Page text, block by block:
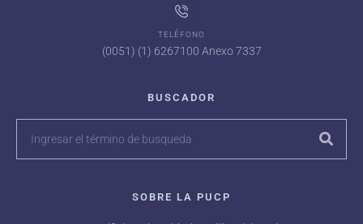
TELÉFONO
(0051) (1) 6267100 Anexo 7337
BUSCADOR
SOBRE LA PUCP